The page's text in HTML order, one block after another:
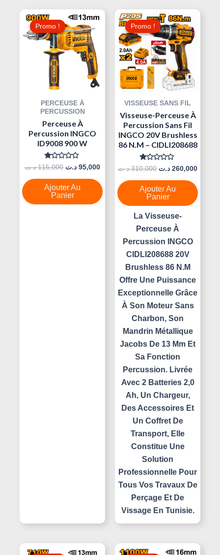
Promo !
Promo !
PERCEUSE À
PERCUSSION
Perceuse À
Percussion INGCO
ID9008 900 W
Note
Sur
5
115,000 د.ت
Le
Prix
Initial
Était :
95,000 د.ت
Le
Ajouter Au
Panier
Promo !
Promo !
VISSEUSE SANS FIL
Visseuse-Perceuse À
Percussion Sans Fil
INGCO 20V Brushless
86 N.m – CIDLI208688
Note
Sur
5
310,000 د.ت
Le
Prix
Initial
Était :
260,000 د.ت
Le
Ajouter Au
Panier
La Visseuse-
Perceuse À
Percussion INGCO
CIDLI208688 20V
Brushless 86 N.m
Offre Une Puissance
Exceptionnelle Grâce
À Son Moteur Sans
Charbon, Son
Mandrin Métallique
Jacobs De 13 Mm Et
Sa Fonction
Percussion. Livrée
Avec 2 Batteries 2,0
Ah, Un Chargeur,
Des Accessoires Et
Un Coffret De
Transport, Elle
Constitue Une
Solution
Professionnelle Pour
Tous Vos Travaux De
Perçage Et De
Vissage En Tunisie.
Le
Le